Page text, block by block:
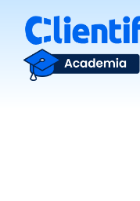
contenido